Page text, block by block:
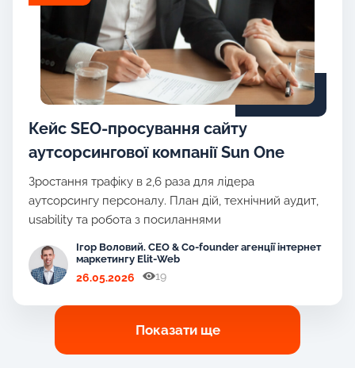
Кейс SEO-просування сайту
аутсорсингової компанії Sun One
Зростання трафіку в 2,6 раза для лідера
аутсорсингу персоналу. План дій, технічний аудит,
usability та робота з посиланнями
Ігор Воловий. CEO & Co-founder агенції інтернет
маркетингу Elit-Web
26.05.2026 19
Показати ще